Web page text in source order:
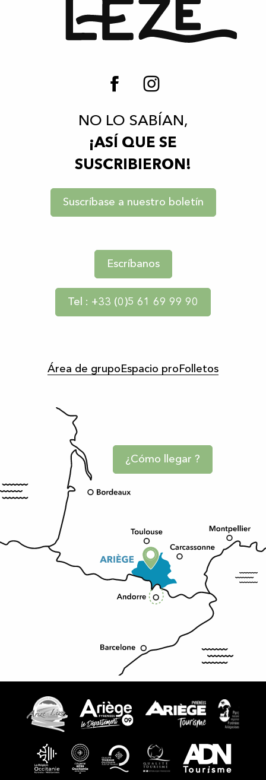
NO LO SABÍAN,
¡ASÍ QUE SE
SUSCRIBIERON!
Suscríbase a nuestro boletín
Escríbanos
Tel : +33 (0)5 61 69 99 90
Área de grupo Espacio pro Folletos
¿Cómo llegar ?